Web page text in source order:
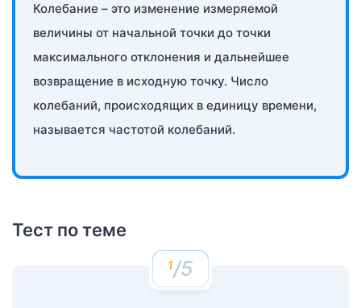
Колебание – это изменение измеряемой
величины от начальной точки до точки
максимального отклонения и дальнейшее
возвращение в исходную точку. Число
колебаний, происходящих в единицу времени,
называется частотой колебаний.
Тест по теме
/5